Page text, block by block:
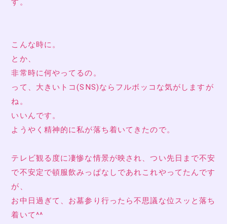
す。
こんな時に。
とか、
非常時に何やってるの。
って、大きいトコ(SNS)ならフルボッコな気がしますが
ね。
いいんです。
ようやく精神的に私が落ち着いてきたので。
テレビ観る度に凄惨な情景が映され、つい先日まで不安
で不安定で頓服飲みっぱなしであれこれやってたんです
が、
お中日過ぎて、お墓参り行ったら不思議な位スッと落ち
着いて^^